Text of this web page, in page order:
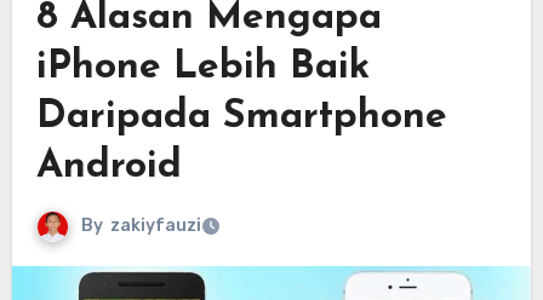
8 Alasan Mengapa
iPhone Lebih Baik
Daripada Smartphone
Android
By zakiyfauzi